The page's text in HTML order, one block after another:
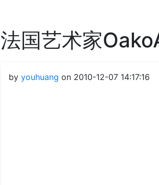
法国艺术家
by youhuang on 2010-12-07 14:17:16